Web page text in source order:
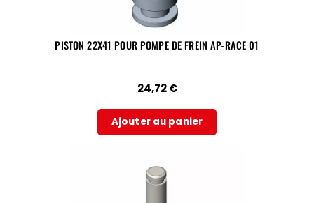
PISTON 22X41 POUR POMPE DE FREIN AP-RACE 01
24,72€
Ajouter au panier